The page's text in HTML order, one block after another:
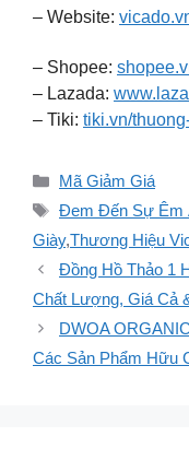
– Website:
– Shopee:
– Lazada:
– Tiki: tiki.vn/
Danh
mục
Mã Giảm Giá
Thẻ
Đem Đến Sự Êm
Giày,Thương Hiệu
Đồng Hồ Thảo 1
Chất Lượng, Giá Cả
DWOA
Các Sản Phẩm Hữu